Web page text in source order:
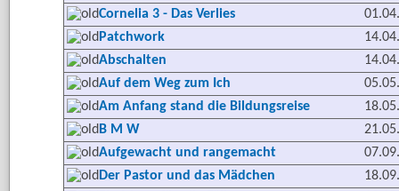
Cornelia 3 - Das Verlies
Patchwork
Abschalten
Auf dem Weg zum Ich
Am Anfang stand die Bildungsreise
B M W
Aufgewacht und rangemacht
Der Pastor und das Mädchen